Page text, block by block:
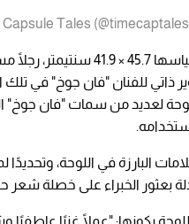
وتظهر اللوحة التي يبلغ
ذاتي للفنان "فان جوخ" في
لعديد من سمات "فان جوخ"
البارزة في اللوحة،
بعثور الخبراء على خصلة شعر